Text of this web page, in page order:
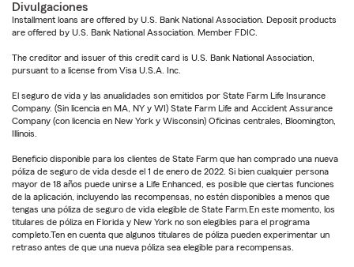
Divulgaciones
Installment loans are offered by U.S. Bank National Association. Deposit products
are offered by U.S. Bank National Association. Member FDIC.
The creditor and issuer of this credit card is U.S. Bank National Association,
pursuant to a license from Visa U.S.A. Inc.
El seguro de vida y las anualidades son emitidos por State Farm Life Insurance
Company. (Sin licencia en MA, NY y WI) State Farm Life and Accident Assurance
Company (con licencia en New York y Wisconsin) Oficinas centrales, Bloomington,
Illinois.
Beneficio disponible para los clientes de State Farm que han comprado una nueva
póliza de seguro de vida desde el 1 de enero de 2022. Si bien cualquier persona
mayor de 18 años puede unirse a Life Enhanced, es posible que ciertas funciones
de la aplicación, incluyendo las recompensas, no estén disponibles a menos que
tengas una póliza de seguro de vida elegible de State Farm.En este momento, los
titulares de póliza en Florida y New York no son elegibles para el programa
completo.Ten en cuenta que algunos titulares de póliza pueden experimentar un
retraso antes de que una nueva póliza sea elegible para recompensas.